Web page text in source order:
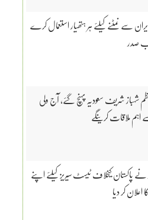
سے نمٹنے کیلئے ہر ہتھیار استعمال کرے
صدر
شہباز شریف سعودیہ پہنچ گئے، آج ولی
ملاقات کرینگے
نے پاکستان کیخلاف ٹیسٹ سیریز کیلئے اپنے
اعلان کر دیا